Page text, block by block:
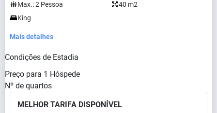
Max.:2 Pessoa
40 m2
King
Mais detalhes
Condições de Estadia
Preço para 1 Hóspede
Nº de quartos
MELHOR TARIFA DISPONÍVEL